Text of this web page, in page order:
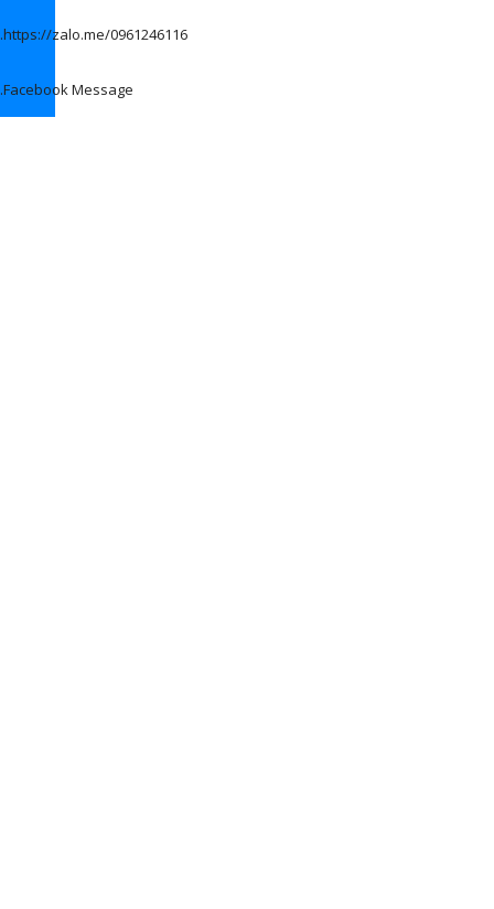
.https://zalo.me/0961246116
.Facebook Message